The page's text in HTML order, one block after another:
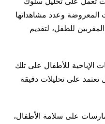
المعروضة وعدد مشاهداتها
للطفل، لتقديم
الإباحية للأطفال على تلك
تعتمد على تحليلات دقيقة
على سلامة الأطفال،